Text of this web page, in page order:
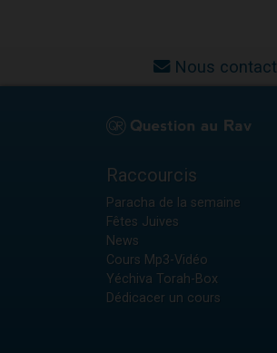
Nous
Raccourcis
Paracha de la semaine
Fêtes Juives
News
Cours Mp3-Vidéo
Yéchiva Torah-Box
Dédicacer un cours